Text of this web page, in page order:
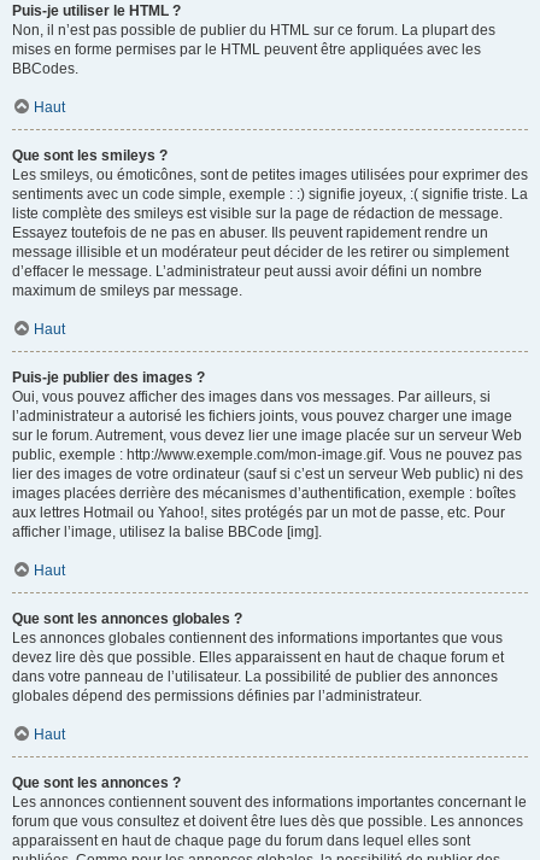
Puis-je utiliser le HTML ?
Non, il n’est pas possible de publier du HTML sur ce forum. La plupart des
mises en forme permises par le HTML peuvent être appliquées avec les
BBCodes.
Haut
Que sont les smileys ?
Les smileys, ou émoticônes, sont de petites images utilisées pour exprimer des
sentiments avec un code simple, exemple : :) signifie joyeux, :( signifie triste. La
liste complète des smileys est visible sur la page de rédaction de message.
Essayez toutefois de ne pas en abuser. Ils peuvent rapidement rendre un
message illisible et un modérateur peut décider de les retirer ou simplement
d’effacer le message. L’administrateur peut aussi avoir défini un nombre
maximum de smileys par message.
Haut
Puis-je publier des images ?
Oui, vous pouvez afficher des images dans vos messages. Par ailleurs, si
l’administrateur a autorisé les fichiers joints, vous pouvez charger une image
sur le forum. Autrement, vous devez lier une image placée sur un serveur Web
public, exemple : http://www.exemple.com/mon-image.gif. Vous ne pouvez pas
lier des images de votre ordinateur (sauf si c’est un serveur Web public) ni des
images placées derrière des mécanismes d’authentification, exemple : boîtes
aux lettres Hotmail ou Yahoo!, sites protégés par un mot de passe, etc. Pour
afficher l’image, utilisez la balise BBCode [img].
Haut
Que sont les annonces globales ?
Les annonces globales contiennent des informations importantes que vous
devez lire dès que possible. Elles apparaissent en haut de chaque forum et
dans votre panneau de l’utilisateur. La possibilité de publier des annonces
globales dépend des permissions définies par l’administrateur.
Haut
Que sont les annonces ?
Les annonces contiennent souvent des informations importantes concernant le
forum que vous consultez et doivent être lues dès que possible. Les annonces
apparaissent en haut de chaque page du forum dans lequel elles sont